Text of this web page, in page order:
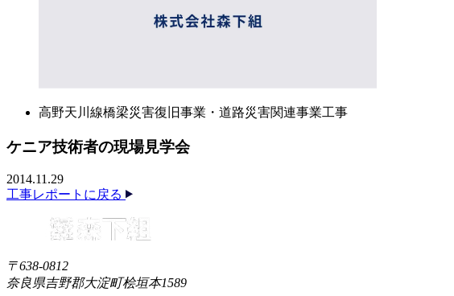
高野天川線橋梁災害復旧事業・道路災害関連事業工事
ケニア技術者の現場見学会
2014.11.29
工事レポートに戻る
〒638-0812
奈良県吉野郡大淀町桧垣本1589